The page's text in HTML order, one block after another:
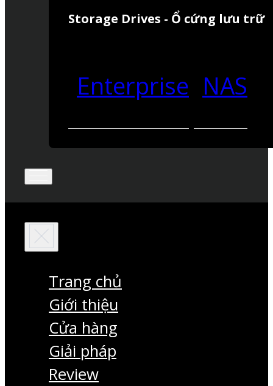
Storage Drives - Ổ cứng lưu trữ
Enterprise NAS
Trang chủ
Giới thiệu
Cửa hàng
Giải pháp
Review